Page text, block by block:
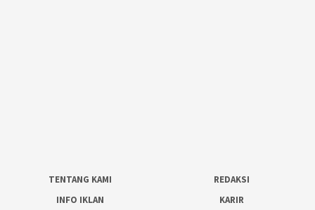
TENTANG KAMI
REDAKSI
INFO IKLAN
KARIR